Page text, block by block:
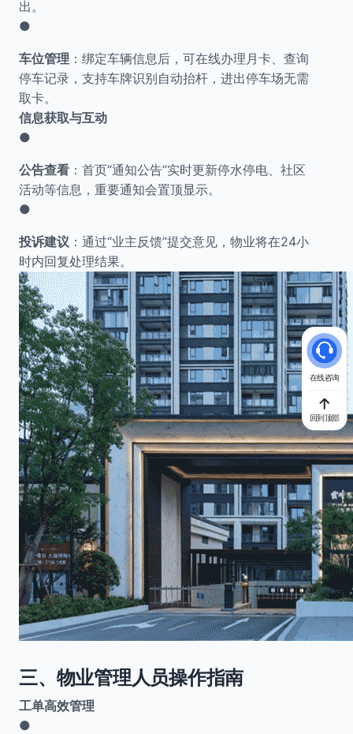
出。
●
车位管理 ：绑定车辆信息后，可在线办理月卡、查询
停车记录，支持车牌识别自动抬杆，进出停车场无需
取卡。
信息获取与互动
●
公告查看 ：首页“通知公告”实时更新停水停电、社区
活动等信息，重要通知会置顶显示。
●
投诉建议 ：通过“业主反馈”提交意见，物业将在24小
时内回复处理结果。
三、物业管理人员操作指南
工单高效管理
●
在线咨询
回到顶部